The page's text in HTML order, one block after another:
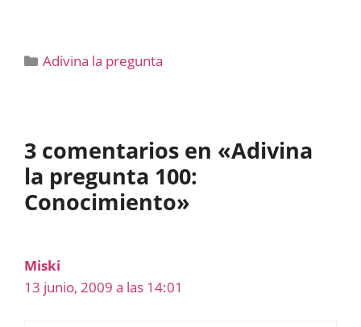
Categorías
Adivina la pregunta
3 comentarios en «Adivina
la pregunta 100:
Conocimiento»
Miski
13 junio, 2009 a las 14:01